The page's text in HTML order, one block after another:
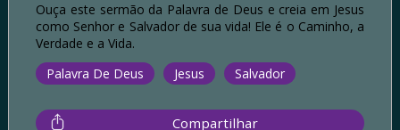
Ouça este sermão da Palavra de Deus e creia em Jesus
como Senhor e Salvador de sua vida! Ele é o Caminho, a
Verdade e a Vida.
Palavra De Deus
Jesus Salvador
Compartilhar